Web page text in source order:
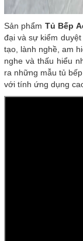
Sản phẩm Tủ Bếp
đại và sự kiểm
tạo, lành nghề, am
nghe và thấu hiểu
ra những mẫu tủ
với tính ứng dụng